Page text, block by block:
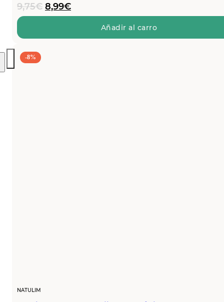
9,75€ El
precio
era:
8,99€El
precio
es:
Añadir al carro
-8%
NATULIM